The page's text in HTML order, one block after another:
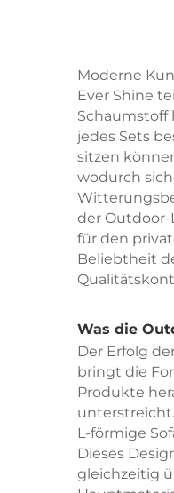
Moderne
Ever Shine
Schaumstoff
jedes Sets
sitzen
wodurch
der Outdoor-
für den
Beliebtheit
Was die
Der Erfolg
bringt die
Produkte
L-förmige
Dieses
gleichzeitig